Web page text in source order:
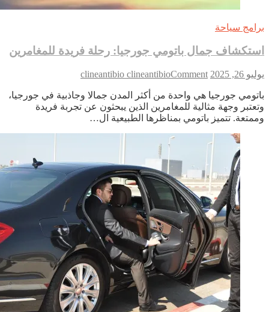
سياحة
جمال باتومي جورجيا: رحلة فريدة للمغامرين
26, 2025
clineantibio clineantibioComment
on
جمال
باتومي
جورجيا:
جورجيا هي واحدة من أكثر المدن جمالا وجاذبية في جورجيا،
وجهة مثالية للمغامرين الذين يبحثون عن تجربة فريدة
تتميز باتومي بمناظرها الطبيعية ال…